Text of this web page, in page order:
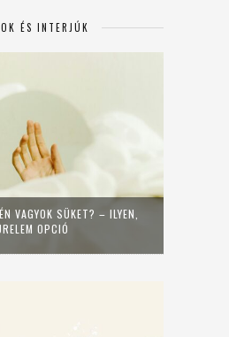
ÉS INTERJÚK
VAGYOK SÜKET? – ILYEN,
OPCIÓ